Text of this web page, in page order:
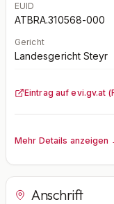
EUID
ATBRA.310568-000
Gericht
Landesgericht Steyr
Eintrag auf evi.gv.at
Mehr Details anzeigen
Anschrift